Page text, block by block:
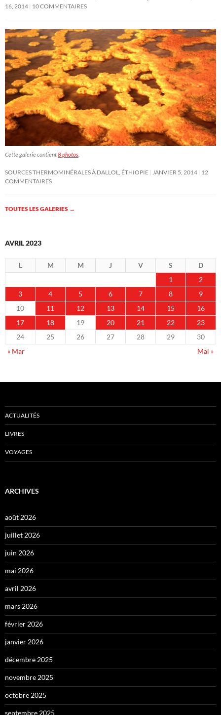
16, 2014 10 COMMENTAIRES
Cette galerie contient8 photos.
SOURCES THERMOMINÉRALES À DALLOL, ÉTHIOPIE JANVIER 5, 2014 12
COMMENTAIRES
TOUTES LES GALERIES →
AVRIL 2023
L M M J V S
D
1
2
3
4 5 6 7 8
9
10
11 12 13 14 15
16
17
18 19 20 21 22
23
24
25 26 27 28 29
30
« Mar
Mai »
ACTUALITÉS
LIVRES
VOYAGES
ARCHIVES
août 2026
juillet 2026
juin 2026
mai 2026
avril 2026
mars 2026
février 2026
janvier 2026
décembre 2025
novembre 2025
octobre 2025
septembre 2025